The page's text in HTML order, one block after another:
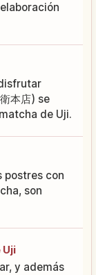
本店) se
de Uji.
postres con
son
Uji
y además